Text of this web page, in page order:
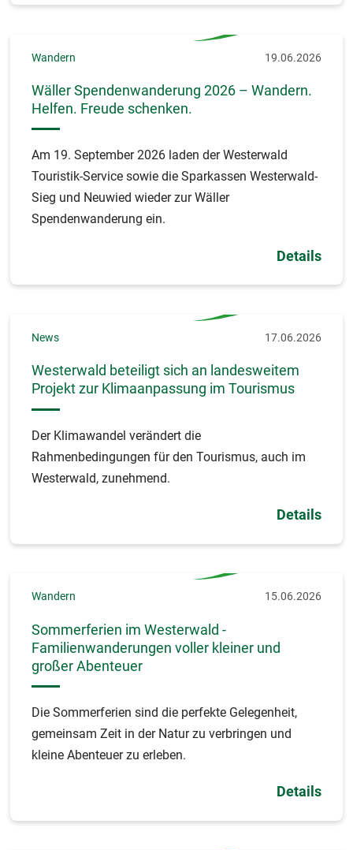
Wandern 19.06.2026
Wäller Spendenwanderung 2026 – Wandern.
Helfen. Freude schenken.
Am 19. September 2026 laden der Westerwald
Touristik-Service sowie die Sparkassen Westerwald-
Sieg und Neuwied wieder zur Wäller
Spendenwanderung ein.
Details
News 17.06.2026
Westerwald beteiligt sich an landesweitem
Projekt zur Klimaanpassung im Tourismus
Der Klimawandel verändert die
Rahmenbedingungen für den Tourismus, auch im
Westerwald, zunehmend.
Details
Wandern 15.06.2026
Sommerferien im Westerwald -
Familienwanderungen voller kleiner und
großer Abenteuer
Die Sommerferien sind die perfekte Gelegenheit,
gemeinsam Zeit in der Natur zu verbringen und
kleine Abenteuer zu erleben.
Details